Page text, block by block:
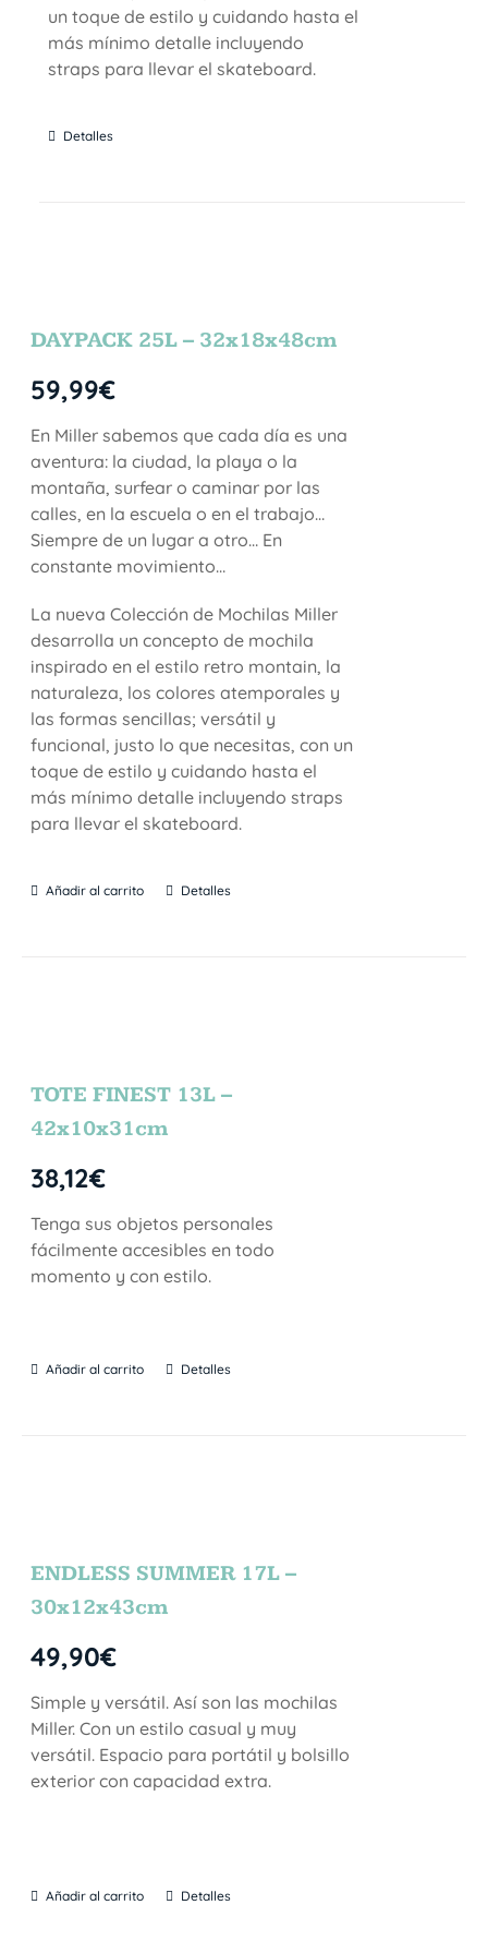
un toque de estilo y cuidando hasta el
más mínimo detalle incluyendo
straps para llevar el skateboard.
Detalles
DAYPACK 25L – 32x18x48cm
59,99€
En Miller sabemos que cada día es una
aventura: la ciudad, la playa o la
montaña, surfear o caminar por las
calles, en la escuela o en el trabajo…
Siempre de un lugar a otro… En
constante movimiento…
La nueva Colección de Mochilas Miller
desarrolla un concepto de mochila
inspirado en el estilo retro montain, la
naturaleza, los colores atemporales y
las formas sencillas; versátil y
funcional, justo lo que necesitas, con un
toque de estilo y cuidando hasta el
más mínimo detalle incluyendo straps
para llevar el skateboard.
Añadir al carrito Detalles
TOTE FINEST 13L –
42x10x31cm
38,12€
Tenga sus objetos personales
fácilmente accesibles en todo
momento y con estilo.
Añadir al carrito Detalles
ENDLESS SUMMER 17L –
30x12x43cm
49,90€
Simple y versátil. Así son las mochilas
Miller. Con un estilo casual y muy
versátil. Espacio para portátil y bolsillo
exterior con capacidad extra.
Añadir al carrito Detalles